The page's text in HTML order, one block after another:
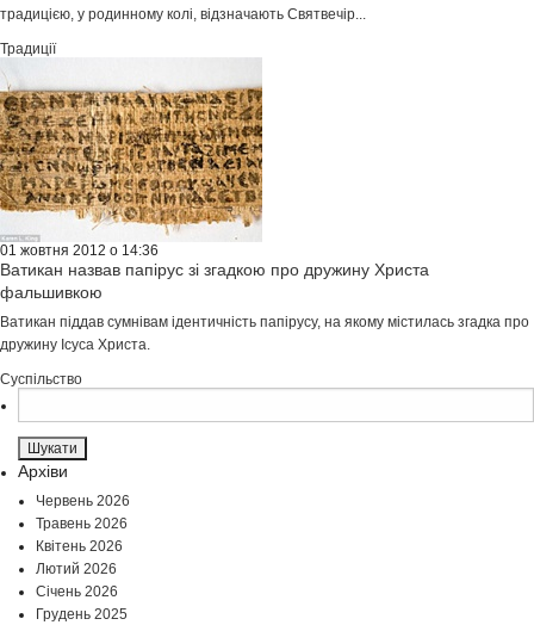
традицією, у родинному колі, відзначають Святвечір...
Традиції
01 жовтня 2012 о 14:36
Ватикан назвав папірус зі згадкою про дружину Христа
фальшивкою
Ватикан піддав сумнівам ідентичність папірусу, на якому містилась згадка про
дружину Ісуса Христа.
Суспільство
Архіви
Червень 2026
Травень 2026
Квітень 2026
Лютий 2026
Січень 2026
Грудень 2025